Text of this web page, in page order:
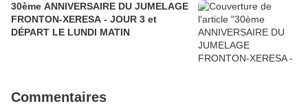
30ème ANNIVERSAIRE DU JUMELAGE
FRONTON-XERESA - JOUR 3 et
DÉPART LE LUNDI MATIN
Commentaires